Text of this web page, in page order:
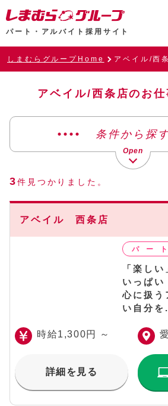
パート・アルバイト採用サイト
しまむらグループHome アベイル/西
アベイル/西条店のお
条件から探
3件見つかりました。
アベイル 西条店
「楽し
いっぱ
心に扱う
い自分を
時給1,300円 ～
詳細を見る